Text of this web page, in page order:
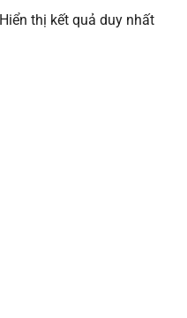
Hiển thị kết quả duy nhất